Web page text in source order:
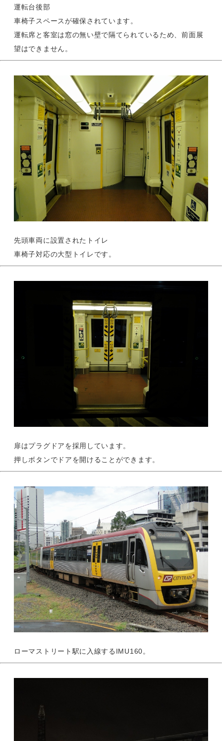
運転台後部
車椅子スペースが確保されています。
運転席と客室は窓の無い壁で隔てられているため、前面展
望はできません。
先頭車両に設置されたトイレ
車椅子対応の大型トイレです。
扉はプラグドアを採用しています。
押しボタンでドアを開けることができます。
ローマストリート駅に入線するIMU160。